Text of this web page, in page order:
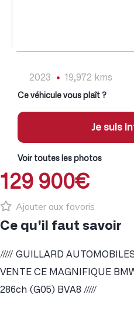
2023 19,972 kms
Ce véhicule vous plaît ?
Je suis
Voir toutes les photos
129 900€
Ajouter aux favoris
Ce qu'il faut savoir
///// GUILLARD
VENTE CE MAGNIFIQUE
286ch (G05) BVA8 /////